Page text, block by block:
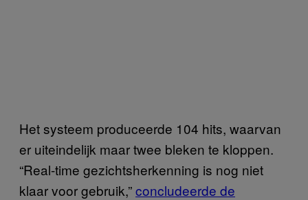
Het systeem produceerde 104 hits, waarvan
er uiteindelijk maar twee bleken te kloppen.
“Real-time gezichtsherkenning is nog niet
klaar voor gebruik,”concludeerde de